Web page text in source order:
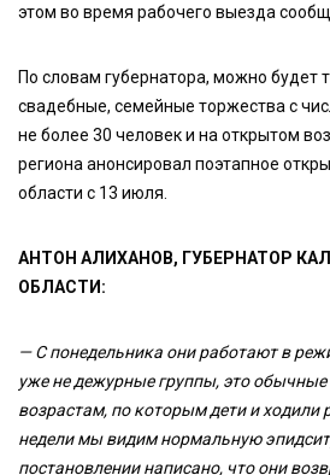
этом во время рабочего выезда
По словам губернатора, можно будет
свадебные, семейные торжества с
не более 30 человек и на открытом
региона анонсировал поэтапное
области с 13 июля.
АНТОН АЛИХАНОВ, ГУБЕРНАТОР
ОБЛАСТИ:
— С понедельника они работают в
уже не дежурные группы, это обычные
возрастам, по которым дети и ходили
недели мы видим нормальную
постановлении написано, что они